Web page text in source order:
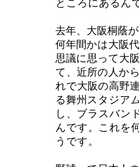
ところにあるん
去年、大阪桐蔭
何年間かは大阪
思議に思って大
て、近所の人か
れで大阪の高野
る舞州スタジア
し、ブラスバン
んです。これを
うです。